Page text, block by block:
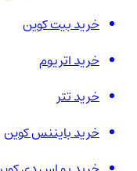
خرید بیت کوین
خرید اتریوم
خرید تتر
خرید بایننس کوین